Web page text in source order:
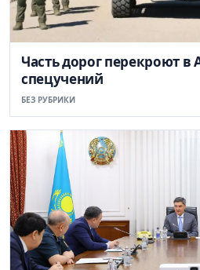
Часть дорог перекроют в
спецучений
БЕЗ РУБРИКИ